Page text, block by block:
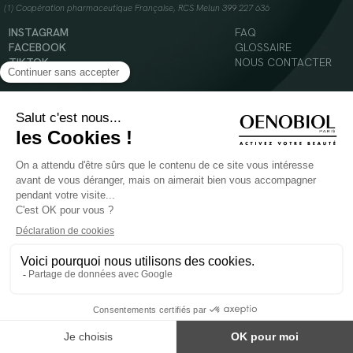
(1) Coopération pharmaceutique Française, RCS Melun 399 227 636
INSTAGRAM
FACEBOOK
TIKTOK
YOUTUBE
FAQ
GLOSSAIRE
NOUS CONTACTER
© 2024 Oenobiol Paris
Mentions légales
Politique en matière de cookies
POUR VOTRE SANTÉ, MANGEZ AU MOINS CINQ FRUITS ET LÉGUMES PAR JOUR -
Les complément alimentaires doivent être utilisés dans le cadre d'un mode de vie sain et
ne pas être utilisés comme substituts d'un régimes alimentaire varié et équilibré.